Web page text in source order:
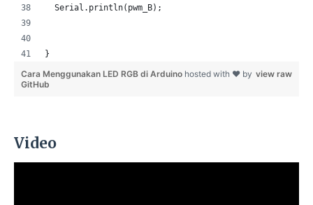
  Serial.println(pwm_B);
}
view raw
Cara Menggunakan LED RGB di Arduino hosted with ❤ by
GitHub
Video